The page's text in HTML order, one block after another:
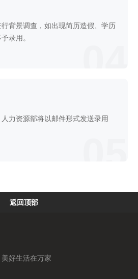
背景调查，如出现简历造假、学历
录用。
力资源部将以邮件形式发送录用
返回顶部
美好生活在万家